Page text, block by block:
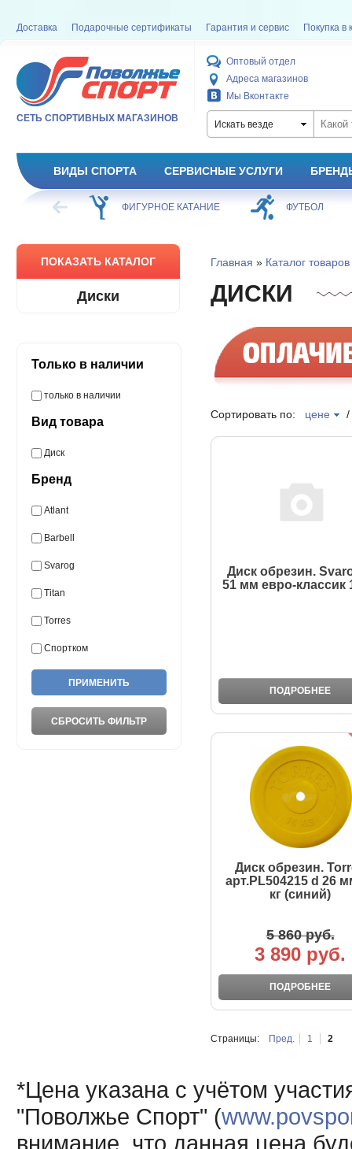
Доставка Подарочные сертификаты Гарантия и сервис Покупка в
СЕТЬ СПОРТИВНЫХ МАГАЗИНОВ
Оптовый отдел
Адреса магазинов
Мы Вконтакте
Искать везде
ВИДЫ СПОРТА СЕРВИСНЫЕ УСЛУГИ
ХОККЕЙ ФИГУРНОЕ КАТАНИЕ ФУТБОЛ
ПОКАЗАТЬ КАТАЛОГ
Диски
Только в наличии
только в наличии
Вид товара
Диск
Бренд
Atlant
Barbell
Svarog
Titan
Torres
Спортком
Главная » Каталог товаров
ДИСКИ
Сортировать по: цене
Диск обрезин.
51 мм евро-классик
ПОДРОБНЕЕ
Диск обрезин.
арт.PL504215 d 26
кг (синий)
5 860 руб.
3 890 руб.
ПОДРОБНЕЕ
Страницы: Пред. 1 2
*Цена указана с учётом
"Поволжье Спорт" (
внимание, что данная цена